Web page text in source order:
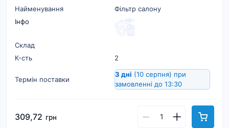
Найменування
Фільтр салону
Інфо
Склад
К-cть
2
Термін поставки
3 дні (10 серпня) при
замовленні до 13:30
309,72 грн